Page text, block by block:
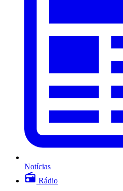
Notícias
Rádio